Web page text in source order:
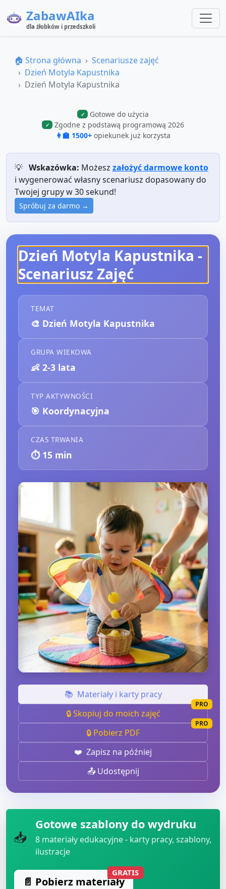
ZabawAIka
dla żłobków i przedszkoli
🏠 Strona główna
Scenariusze zajęć
Dzień Motyla Kapustnika
Dzień Motyla Kapustnika
✓ Gotowe do użycia
✓
Zgodne z podstawą programową 2026
👩‍🏫 1500+ opiekunek już korzysta
💡 Wskazówka: Możesz założyć darmowe konto
i wygenerować własny scenariusz dopasowany do
Twojej grupy w 30 sekund!
Spróbuj za darmo →
Dzień Motyla Kapustnika -
Scenariusz Zajęć
TEMAT
🎨 Dzień Motyla Kapustnika
GRUPA WIEKOWA
👶 2-3 lata
TYP AKTYWNOŚCI
🎯 Koordynacyjna
CZAS TRWANIA
⏱️ 15 min
📚 Materiały i karty pracy
🔒 Skopiuj do moich zajęć
PRO
🔒 Pobierz PDF
PRO
❤️ Zapisz na później
📤 Udostępnij
📥
Gotowe szablony do wydruku
8 materiały edukacyjne - karty pracy, szablony,
ilustracje
📄 Pobierz materiały
GRATIS